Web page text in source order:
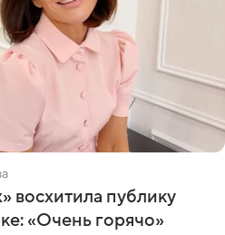
восхитила публику
«Очень горячо»